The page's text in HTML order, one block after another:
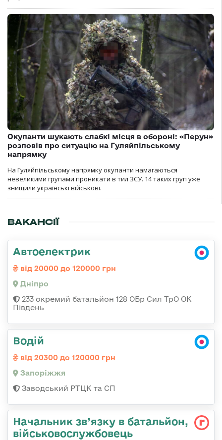
Окупанти шукають слабкі місця в обороні: «Перун»
розповів про ситуацію на Гуляйпільському
напрямку
На Гуляйпільському напрямку окупанти намагаються
невеликими групами проникати в тил ЗСУ. 14 таких груп уже
знищили українські військові.
ВАКАНСІЇ
Автоелектрик
від 20000 до 120000 грн
Дніпро
233 окремий батальйон 128 ОБр Сил ТрО ОК
Південь
Водій
від 20300 до 120000 грн
Запоріжжя
Заводський РТЦК та СП
Начальник зв’язку в батальйон,
військовослужбовець